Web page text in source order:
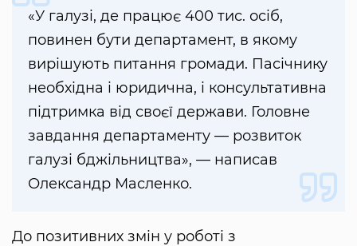
«У галузі, де працює 400 тис. осіб,
повинен бути департамент, в якому
вирішують питання громади. Пасічнику
необхідна і юридична, і консультативна
підтримка від своєї держави. Головне
завдання департаменту — розвиток
галузі бджільництва», — написав
Олександр Масленко.
До позитивних змін у роботі з